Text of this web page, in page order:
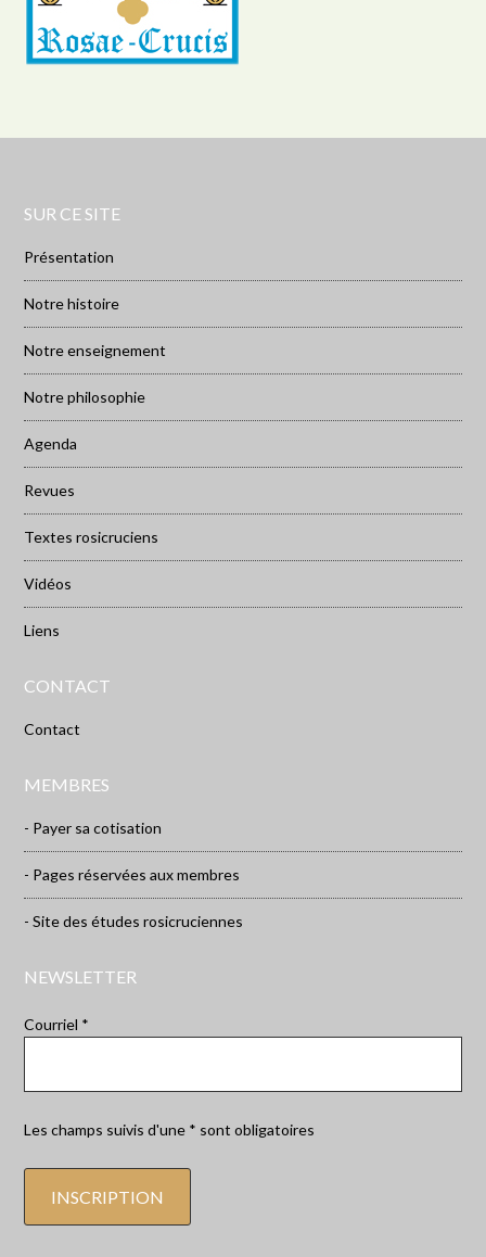
SUR CE SITE
Présentation
Notre histoire
Notre enseignement
Notre philosophie
Agenda
Revues
Textes rosicruciens
Vidéos
Liens
CONTACT
Contact
MEMBRES
- Payer sa cotisation
- Pages réservées aux membres
- Site des études rosicruciennes
NEWSLETTER
Courriel *
Les champs suivis d'une * sont obligatoires